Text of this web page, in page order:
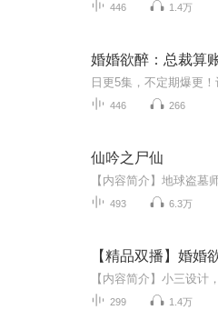
446 1.4万
446 266
仙吟之尸仙
493 6.3万
299 1.4万